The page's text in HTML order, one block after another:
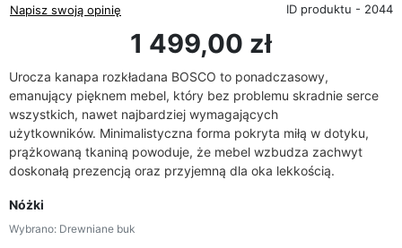
Napisz swoją opinię ID produktu - 2044
1 499,00 zł
Urocza kanapa rozkładana BOSCO to ponadczasowy,
emanujący pięknem mebel, który bez problemu skradnie serce
wszystkich, nawet najbardziej wymagających
użytkowników. Minimalistyczna forma pokryta miłą w dotyku,
prążkowaną tkaniną powoduje, że mebel wzbudza zachwyt
doskonałą prezencją oraz przyjemną dla oka lekkością.
Nóżki
Wybrano: Drewniane buk